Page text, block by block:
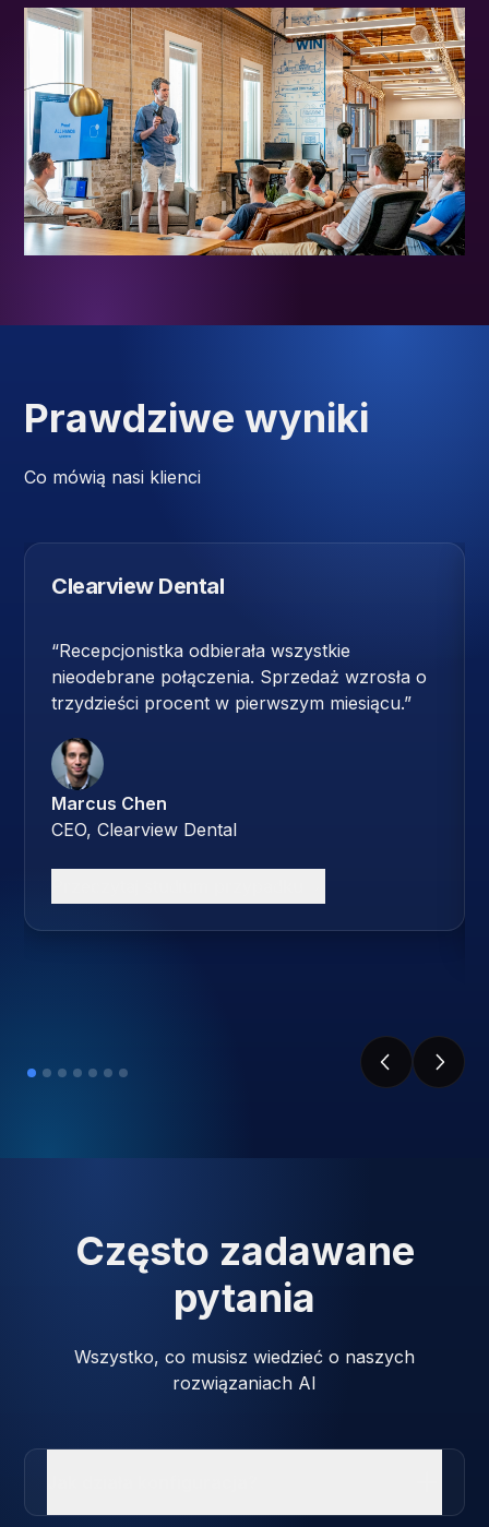
Prawdziwe wyniki
Co mówią nasi klienci
Clearview Dental
“Recepcjonistka odbierała wszystkie
nieodebrane połączenia. Sprzedaż wzrosła o
trzydzieści procent w pierwszym miesiącu.”
Marcus Chen
CEO, Clearview Dental
Często zadawane
pytania
Wszystko, co musisz wiedzieć o naszych
rozwiązaniach AI